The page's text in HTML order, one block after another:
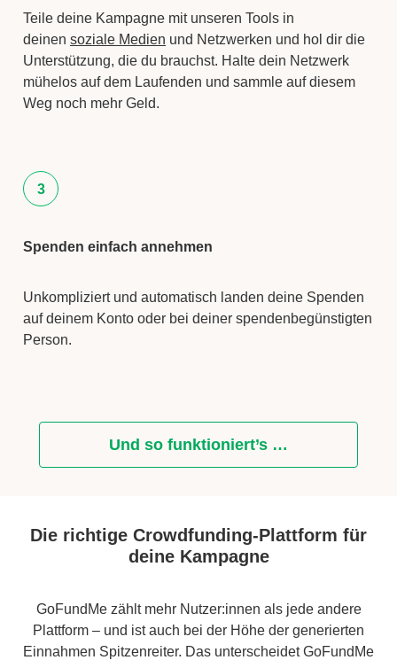
Teile deine Kampagne mit unseren Tools in
deinen soziale Medien und Netzwerken und hol dir die
Unterstützung, die du brauchst. Halte dein Netzwerk
mühelos auf dem Laufenden und sammle auf diesem
Weg noch mehr Geld.
3
Spenden einfach annehmen
Unkompliziert und automatisch landen deine Spenden
auf deinem Konto oder bei deiner spendenbegünstigten
Person.
Und so funktioniert’s …
Die richtige Crowdfunding-Plattform für
deine Kampagne
GoFundMe zählt mehr Nutzer:innen als jede andere
Plattform – und ist auch bei der Höhe der generierten
Einnahmen Spitzenreiter. Das unterscheidet GoFundMe